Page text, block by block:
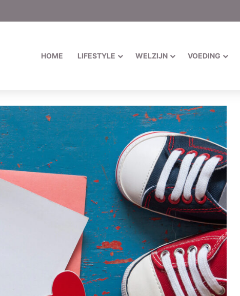
HOME LIFESTYLE WELZIJN VOEDING